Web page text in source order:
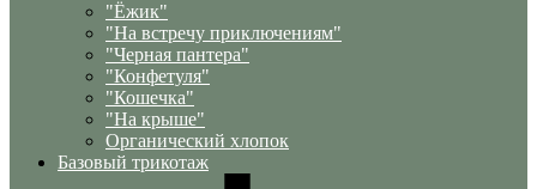
"Ёжик"
"На встречу приключениям"
"Черная пантера"
"Конфетуля"
"Кошечка"
"На крыше"
Органический хлопок
Базовый трикотаж